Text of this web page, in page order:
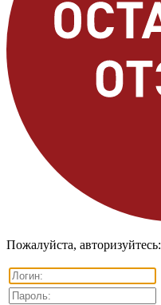
Пожалуйста, авторизуйтесь: